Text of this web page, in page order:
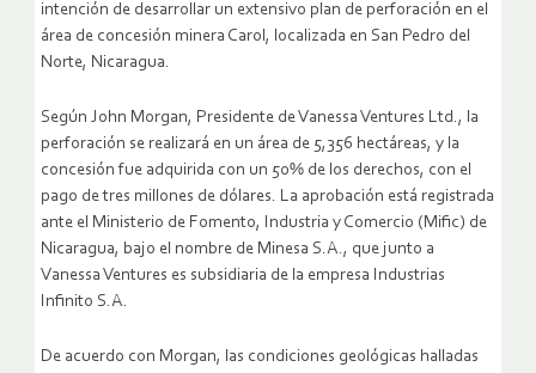
intención de desarrollar un extensivo plan de perforación en el
área de concesión minera Carol, localizada en San Pedro del
Norte, Nicaragua.
Según John Morgan, Presidente de Vanessa Ventures Ltd., la
perforación se realizará en un área de 5,356 hectáreas, y la
concesión fue adquirida con un 50% de los derechos, con el
pago de tres millones de dólares. La aprobación está registrada
ante el Ministerio de Fomento, Industria y Comercio (Mific) de
Nicaragua, bajo el nombre de Minesa S.A., que junto a
Vanessa Ventures es subsidiaria de la empresa Industrias
Infinito S.A.
De acuerdo con Morgan, las condiciones geológicas halladas